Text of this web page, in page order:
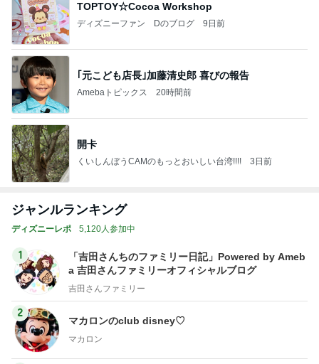
TOPTOY☆Cocoa Workshop
ディズニーファン Dのブログ 9日前
｢元こども店長｣加藤清史郎 喜びの報告
Amebaトピックス 20時間前
開卡
くいしんぼうCAMのもっとおいしい台湾!!!! 3日前
ジャンルランキング
ディズニーレポ 5,120人参加中
1
「吉田さんちのファミリー日記」Powered by Ameb
a 吉田さんファミリーオフィシャルブログ
吉田さんファミリー
2
マカロンのclub disney♡
マカロン